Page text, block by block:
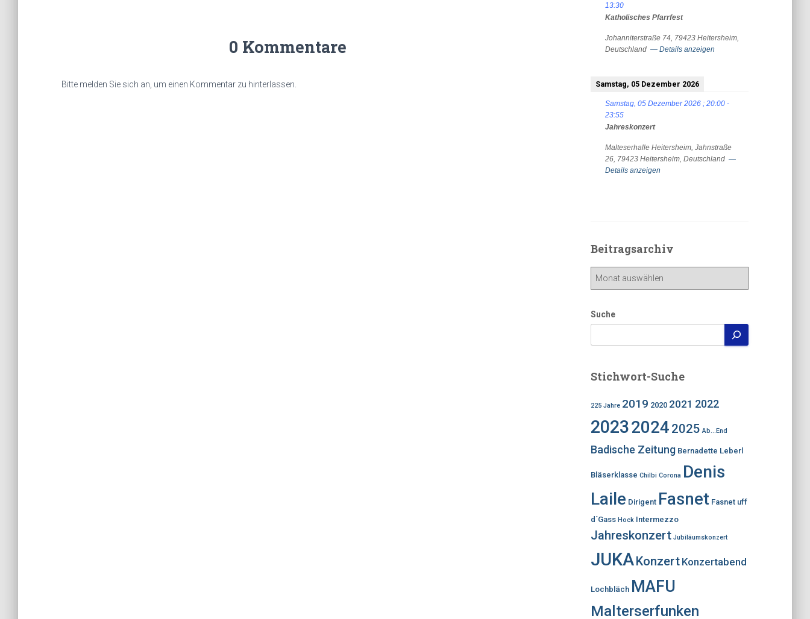
0 Kommentare
Bitte melden Sie sich an, um einen Kommentar zu hinterlassen.
13:30
Katholisches Pfarrfest
Johanniterstraße 74, 79423 Heitersheim,
Deutschland — Details anzeigen
Samstag, 05 Dezember 2026
Samstag, 05 Dezember 2026; 20:00-
23:55
Jahreskonzert
Malteserhalle Heitersheim, Jahnstraße
26, 79423 Heitersheim, Deutschland —
Details anzeigen
Beitragsarchiv
Beitragsarchiv
Suche
Stichwort-Suche
225 Jahre 2019 2020 2021 2022
20232024 2025 Ab...End
Badische Zeitung Bernadette Leberl
Bläserklasse Chilbi Corona Denis
Laile Dirigent Fasnet Fasnet uff
d´Gass Hock Intermezzo
Jahreskonzert Jubiläumskonzert
JUKAKonzert Konzertabend
Lochbläch MAFU
Malterserfunken